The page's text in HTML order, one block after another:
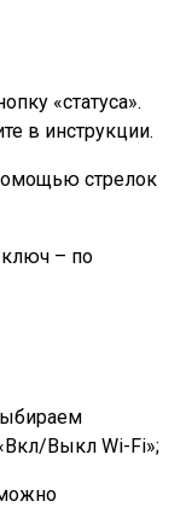
«статуса».
в инструкции.
стрелок
– по
Выкл Wi-Fi»;